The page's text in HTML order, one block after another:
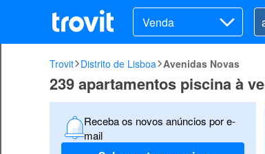
Venda
Trovit Distrito de Lisboa Avenidas Novas
239 apartamentos piscina à
Receba os novos anúncios por e-
mail